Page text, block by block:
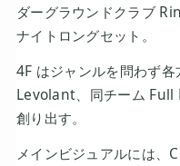
ダーグラウンドクラブ
ナイトロングセット。
4F はジャンルを問わず各
Levolant、同チーム Full
創り出す。
メインビジュアルには